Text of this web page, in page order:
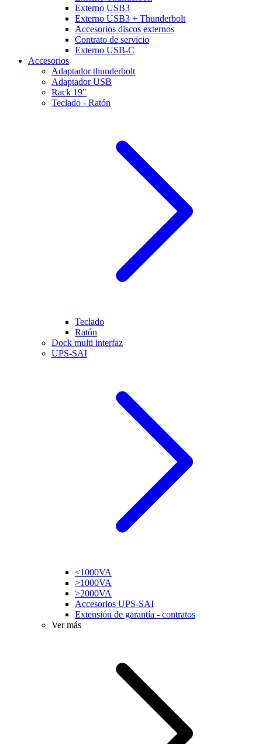
Externo USB3
Externo USB3 + Thunderbolt
Accesorios discos externos
Contrato de servicio
Externo USB-C
Accesorios
Adaptador thunderbolt
Adaptador USB
Rack 19"
Teclado - Ratón
Teclado
Ratón
Dock multi interfaz
UPS-SAI
<1000VA
>1000VA
>2000VA
Accesorios UPS-SAI
Extensión de garantía - contratos
Ver más